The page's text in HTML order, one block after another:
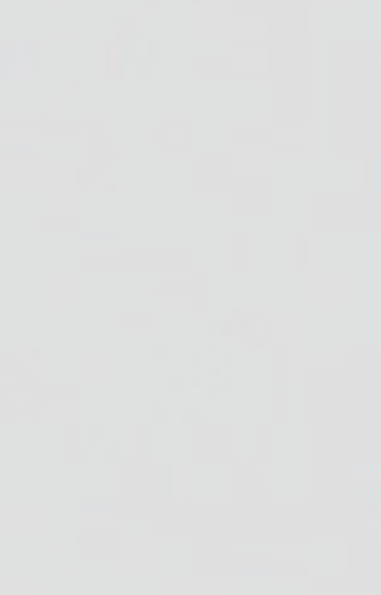
внимание за счёт уникального баса
но создал хит за счёт
секунды.